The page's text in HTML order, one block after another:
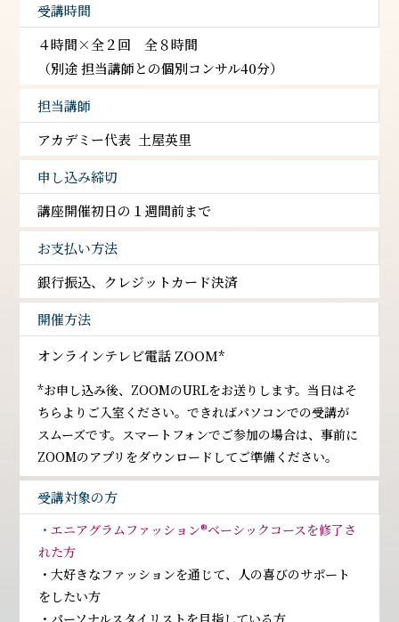
受講時間
４時間×全２回 全８時間
（別途 担当講師との個別コンサル40分）
担当講師
アカデミー代表 土屋英里
申し込み締切
講座開催初日の１週間前まで
お支払い方法
銀行振込、クレジットカード決済
開催方法
オンラインテレビ電話 ZOOM*
*お申し込み後、ZOOMのURLをお送りします。当日はそ
ちらよりご入室ください。できればパソコンでの受講が
スムーズです。スマートフォンでご参加の場合は、事前に
ZOOMのアプリをダウンロードしてご準備ください。
受講対象の方
・エニアグラムファッション®︎ベーシックコースを修了さ
れた方
・大好きなファッションを通じて、人の喜びのサポート
をしたい方